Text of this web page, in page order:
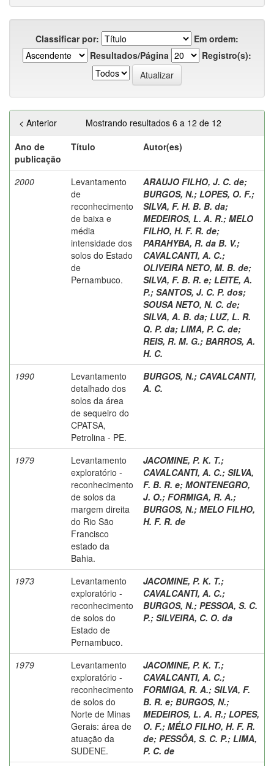
Classificar por:
Em ordem:
Resultados/Página
Registro(s):
Mostrando resultados 6 a 12 de 12
< Anterior
Ano de
publicação
Título Autor(es)
2000
Levantamento
de
reconhecimento
de baixa e
média
intensidade dos
solos do Estado
de
Pernambuco.
ARAUJO FILHO, J. C. de;
BURGOS, N.; LOPES, O. F.;
SILVA, F. H. B. B. da;
MEDEIROS, L. A. R.; MELO
FILHO, H. F. R. de;
PARAHYBA, R. da B. V.;
CAVALCANTI, A. C.;
OLIVEIRA NETO, M. B. de;
SILVA, F. B. R. e; LEITE, A.
P.; SANTOS, J. C. P. dos;
SOUSA NETO, N. C. de;
SILVA, A. B. da; LUZ, L. R.
Q. P. da; LIMA, P. C. de;
REIS, R. M. G.; BARROS, A.
H. C.
1990
Levantamento
detalhado dos
solos da área
de sequeiro do
CPATSA,
Petrolina - PE.
BURGOS, N.; CAVALCANTI,
A. C.
1979
Levantamento
exploratório -
reconhecimento
de solos da
margem direita
do Rio São
Francisco
estado da
Bahia.
JACOMINE, P. K. T.;
CAVALCANTI, A. C.; SILVA,
F. B. R. e; MONTENEGRO,
J. O.; FORMIGA, R. A.;
BURGOS, N.; MELO FILHO,
H. F. R. de
1973
Levantamento
exploratório -
reconhecimento
de solos do
Estado de
Pernambuco.
JACOMINE, P. K. T.;
CAVALCANTI, A. C.;
BURGOS, N.; PESSOA, S. C.
P.; SILVEIRA, C. O. da
1979
Levantamento
exploratório -
reconhecimento
de solos do
Norte de Minas
Gerais: área de
atuação da
SUDENE.
JACOMINE, P. K. T.;
CAVALCANTI, A. C.;
FORMIGA, R. A.; SILVA, F.
B. R. e; BURGOS, N.;
MEDEIROS, L. A. R.; LOPES,
O. F.; MÉLO FILHO, H. F. R.
de; PESSÔA, S. C. P.; LIMA,
P. C. de